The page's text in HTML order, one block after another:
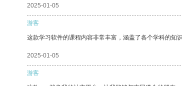
2025-01-05
游客
这款学习软件的课程内容非常丰富，涵盖了各个学科的知
2025-01-05
游客